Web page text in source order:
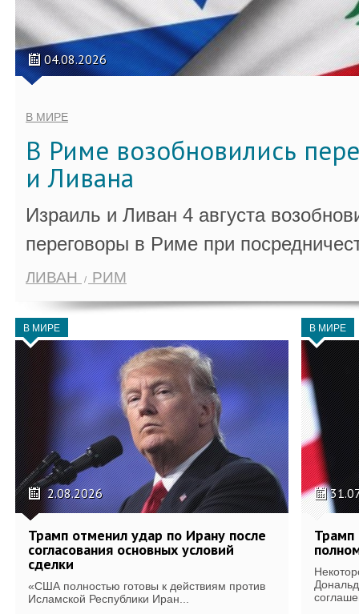
04.08.2026
В МИРЕ
В Риме возобновились
и Ливана
Израиль и Ливан 4 августа
переговоры в Риме при
ЛИВАН РИМ
В МИРЕ
2.08.2026
Трамп отменил удар по Ирану после
согласования основных условий
сделки
«США полностью готовы к действиям против
Исламской Республики Иран...
В МИРЕ
Трамп